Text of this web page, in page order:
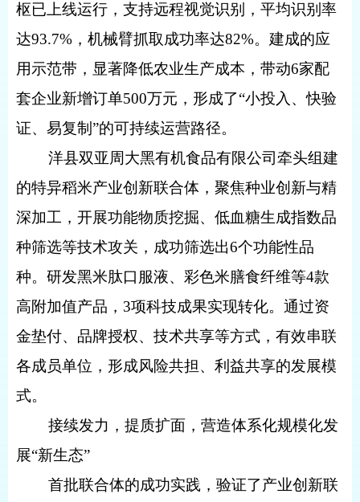
枢已上线运行，支持远程视觉识别，平均识别率
达93.7%，机械臂抓取成功率达82%。建成的应
用示范带，显著降低农业生产成本，带动6家配
套企业新增订单500万元，形成了“小投入、快验
证、易复制”的可持续运营路径。
洋县双亚周大黑有机食品有限公司牵头组建
的特异稻米产业创新联合体，聚焦种业创新与精
深加工，开展功能物质挖掘、低血糖生成指数品
种筛选等技术攻关，成功筛选出6个功能性品
种。研发黑米肽口服液、彩色米膳食纤维等4款
高附加值产品，3项科技成果实现转化。通过资
金垫付、品牌授权、技术共享等方式，有效串联
各成员单位，形成风险共担、利益共享的发展模
式。
接续发力，提质扩面，营造体系化规模化发
展“新生态”
首批联合体的成功实践，验证了产业创新联